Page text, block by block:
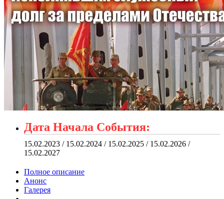
Дата Начала События:
15.02.2023 / 15.02.2024 / 15.02.2025 / 15.02.2026 /
15.02.2027
Полное описание
Анонс
Галерея